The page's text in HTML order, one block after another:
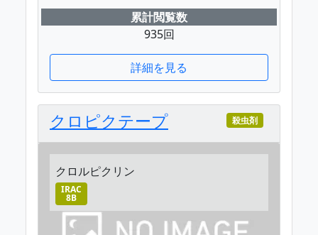
累計閲覧数
935回
詳細を見る
クロピクテープ 殺虫剤
クロルピクリン
IRAC
8B